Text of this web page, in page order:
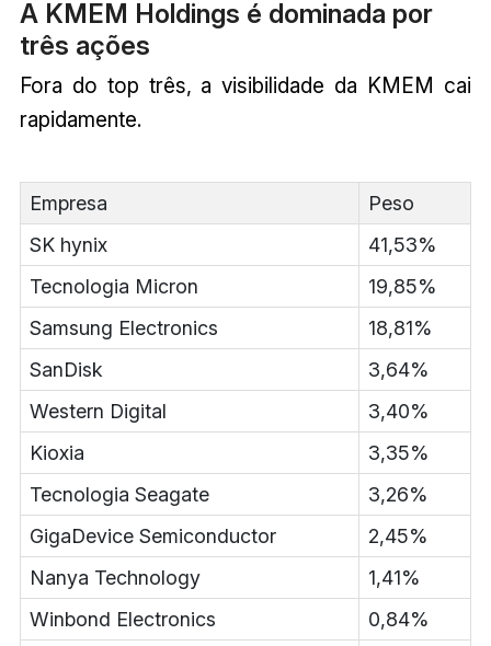
A KMEM Holdings é dominada por
três ações
Fora do top três, a visibilidade da KMEM cai
rapidamente.
Empresa
Peso
SK hynix
41,53%
Tecnologia Micron
19,85%
Samsung Electronics
18,81%
SanDisk
3,64%
Western Digital
3,40%
Kioxia
3,35%
Tecnologia Seagate
3,26%
GigaDevice Semiconductor
2,45%
Nanya Technology
1,41%
Winbond Electronics
0,84%